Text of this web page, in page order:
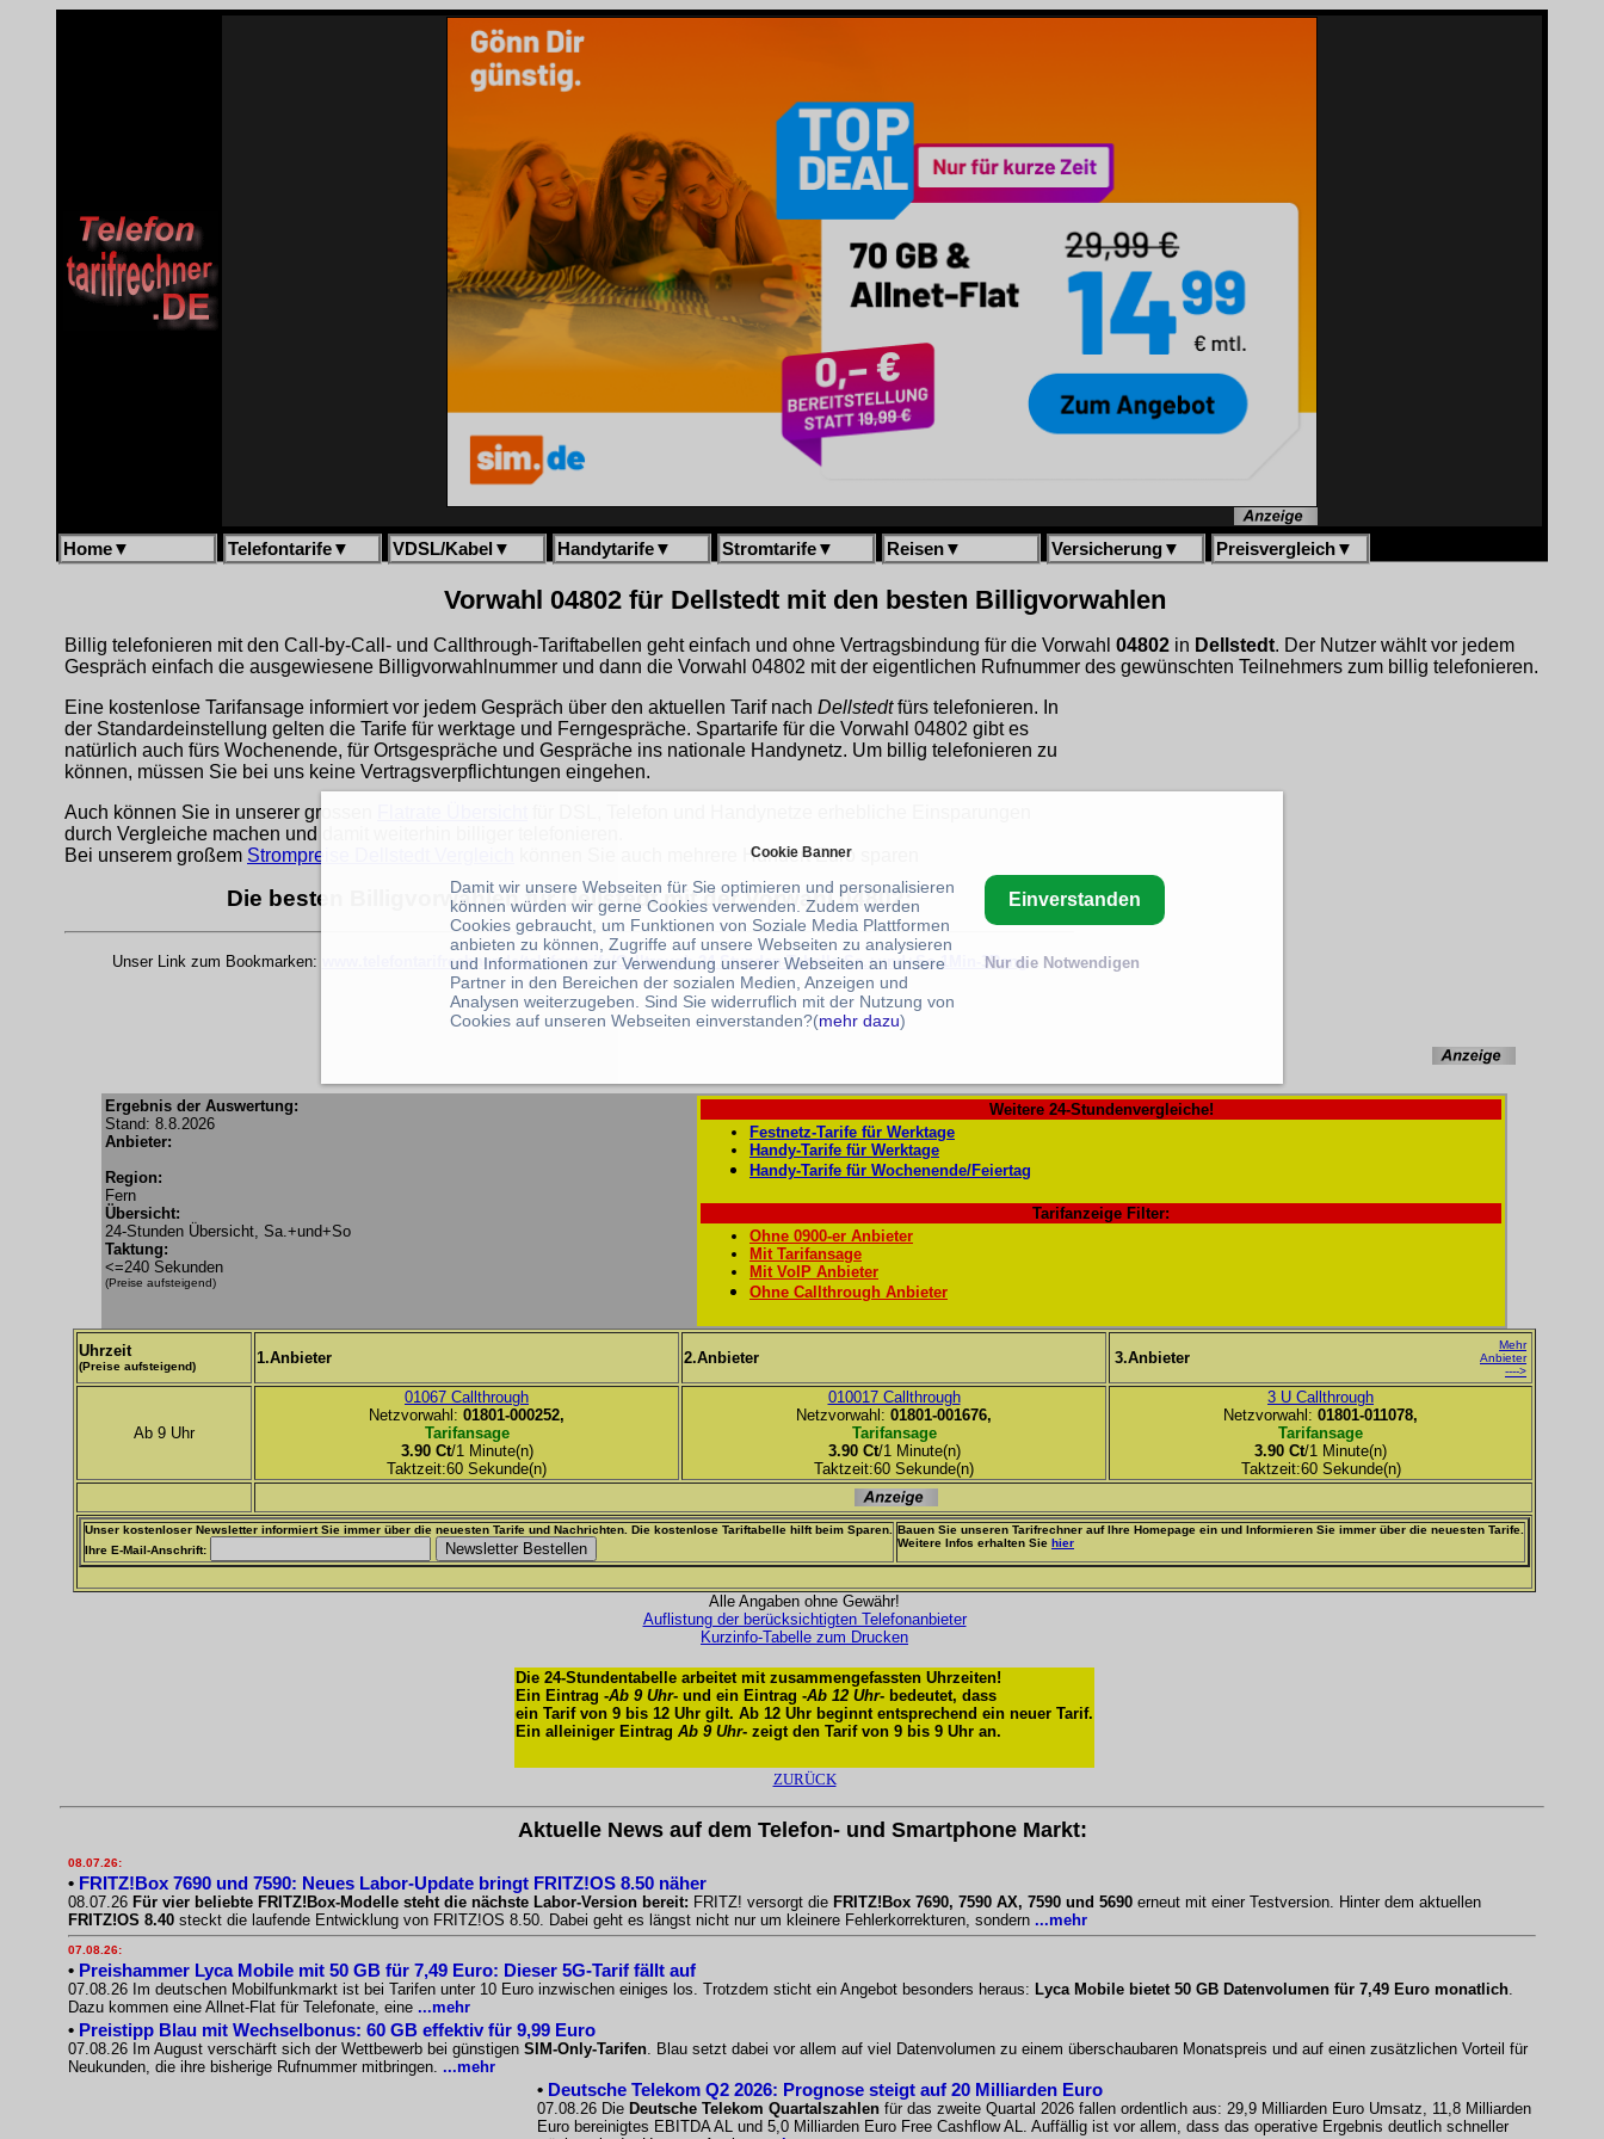
Home▼ Telefontarife▼ VDSL/Kabel ▼ Handytarife▼ Stromtarife▼ Reisen▼ Versicherung▼ Preisvergleich▼
Vorwahl 04802 für Dellstedt mit den besten Billigvorwahlen
Billig telefonieren mit den Call-by-Call- und Callthrough-Tariftabellen geht einfach und ohne Vertragsbindung für die Vorwahl 04802 in Dellstedt. Der Nutzer wählt vor jedem
Gespräch einfach die ausgewiesene Billigvorwahlnummer und dann die Vorwahl 04802 mit der eigentlichen Rufnummer des gewünschten Teilnehmers zum billig telefonieren.
Eine kostenlose Tarifansage informiert vor jedem Gespräch über den aktuellen Tarif nach Dellstedtfürs telefonieren. In
der Standardeinstellung gelten die Tarife für werktage und Ferngespräche. Spartarife für die Vorwahl 04802 gibt es
natürlich auch fürs Wochenende, für Ortsgespräche und Gespräche ins nationale Handynetz. Um billig telefonieren zu
können, müssen Sie bei uns keine Vertragsverpflichtungen eingehen.
Auch können Sie in unserer grossen
durch Vergleiche machen und damit weiterhin billiger telefonieren.
Bei unserem großem Strompreise Dellstedt Vergleich können Sie auch mehrere Hundert Euro sparen
Die besten Billigvorwahlen für Dellstedt mit der Vorwahl 04802:
Unser Link zum Bookmarken: www.telefontarifrechner.de/telefontarife/Calltrough-24 Stunden-Tabelle-Sa.+und+So-1Min-3Rang
Ergebnis der Auswertung:
Stand: 8.8.2026
Anbieter:
Region:
Fern
Übersicht:
24-Stunden Übersicht, Sa.+und+So
Taktung:
<=240 Sekunden
(Preise aufsteigend)
Weitere 24-Stundenvergleiche!
Festnetz-Tarife für Werktage
Handy-Tarife für Werktage
Handy-Tarife für Wochenende/Feiertag
Tarifanzeige Filter:
Ohne 0900-er Anbieter
Mit Tarifansage
Mit VoIP Anbieter
Ohne Callthrough Anbieter
Uhrzeit
(Preise aufsteigend) 1.Anbieter 2.Anbieter 3.Anbieter
Mehr
Anbieter
---->
Ab 9 Uhr
01067 Callthrough
Netzvorwahl: 01801-000252,
Tarifansage
3.90 Ct/1 Minute(n)
Taktzeit:60 Sekunde(n)
010017 Callthrough
Netzvorwahl: 01801-001676,
Tarifansage
3.90 Ct/1 Minute(n)
Taktzeit:60 Sekunde(n)
3 U Callthrough
Netzvorwahl: 01801-011078,
Tarifansage
3.90 Ct/1 Minute(n)
Taktzeit:60 Sekunde(n)
Unser kostenloser Newsletter informiert Sie immer über die neuesten Tarife und Nachrichten. Die kostenlose Tariftabelle hilft beim Sparen.
Ihre E-Mail-Anschrift:
Bauen Sie unseren Tarifrechner auf Ihre Homepage ein und Informieren Sie immer über die neuesten Tarife.
Weitere Infos erhalten Sie hier
Alle Angaben ohne Gewähr!
Auflistung der berücksichtigten Telefonanbieter
Kurzinfo-Tabelle zum Drucken
Die 24-Stundentabelle arbeitet mit zusammengefassten Uhrzeiten!
Ein Eintrag -Ab 9 Uhr- und ein Eintrag -Ab 12 Uhr- bedeutet, dass
ein Tarif von 9 bis 12 Uhr gilt. Ab 12 Uhr beginnt entsprechend ein neuer Tarif.
Ein alleiniger Eintrag Ab 9 Uhr- zeigt den Tarif von 9 bis 9 Uhr an.
ZURÜCK
Aktuelle News auf dem Telefon- und Smartphone Markt:
08.07.26:
• FRITZ!Box 7690 und 7590: Neues Labor-Update bringt FRITZ!OS 8.50 näher
08.07.26 Für vier beliebte FRITZ!Box-Modelle steht die nächste Labor-Version bereit: FRITZ! versorgt die FRITZ!Box 7690, 7590 AX, 7590 und 5690 erneut mit einer Testversion. Hinter dem aktuellen
FRITZ!OS 8.40 steckt die laufende Entwicklung von FRITZ!OS 8.50. Dabei geht es längst nicht nur um kleinere Fehlerkorrekturen, sondern ...mehr
07.08.26:
• Preishammer Lyca Mobile mit 50 GB für 7,49 Euro: Dieser 5G-Tarif fällt auf
07.08.26 Im deutschen Mobilfunkmarkt ist bei Tarifen unter 10 Euro inzwischen einiges los. Trotzdem sticht ein Angebot besonders heraus: Lyca Mobile bietet 50 GB Datenvolumen für 7,49 Euro monatlich.
Dazu kommen eine Allnet-Flat für Telefonate, eine ...mehr
• Preistipp Blau mit Wechselbonus: 60 GB effektiv für 9,99 Euro
07.08.26 Im August verschärft sich der Wettbewerb bei günstigen SIM-Only-Tarifen. Blau setzt dabei vor allem auf viel Datenvolumen zu einem überschaubaren Monatspreis und auf einen zusätzlichen Vorteil für
Neukunden, die ihre bisherige Rufnummer mitbringen. ...mehr
• Deutsche Telekom Q2 2026: Prognose steigt auf 20 Milliarden Euro
07.08.26 Die Deutsche Telekom Quartalszahlen für das zweite Quartal 2026 fallen ordentlich aus: 29,9 Milliarden Euro Umsatz, 11,8 Milliarden
Euro bereinigtes EBITDA AL und 5,0 Milliarden Euro Free Cashflow AL. Auffällig ist vor allem, dass das operative Ergebnis deutlich schneller
Cookie Banner
Damit wir unsere Webseiten für Sie optimieren und personalisieren
können würden wir gerne Cookies verwenden. Zudem werden
Cookies gebraucht, um Funktionen von Soziale Media Plattformen
anbieten zu können, Zugriffe auf unsere Webseiten zu analysieren
und Informationen zur Verwendung unserer Webseiten an unsere
Partner in den Bereichen der sozialen Medien, Anzeigen und
Analysen weiterzugeben. Sind Sie widerruflich mit der Nutzung von
Cookies auf unseren Webseiten einverstanden?(mehr dazu)
Einverstanden
Nur die Notwendigen